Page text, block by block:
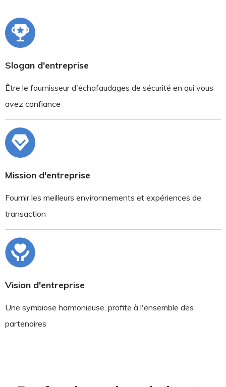
Slogan d'entreprise
Être le fournisseur d'échafaudages de sécurité en qui vous
avez confiance
Mission d'entreprise
Fournir les meilleurs environnements et expériences de
transaction
Vision d'entreprise
Une symbiose harmonieuse, profite à l'ensemble des
partenaires